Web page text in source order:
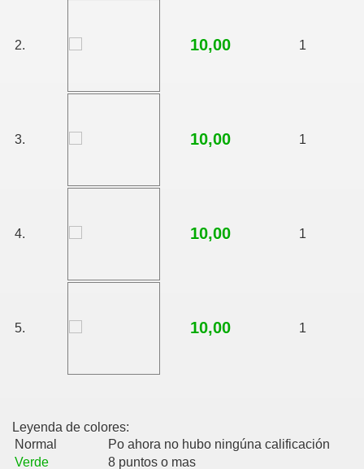
2. 10,00 1
3. 10,00 1
4. 10,00 1
5. 10,00 1
Leyenda de colores:
Normal
Po ahora no hubo ningúna calificación
Verde
8 puntos o mas